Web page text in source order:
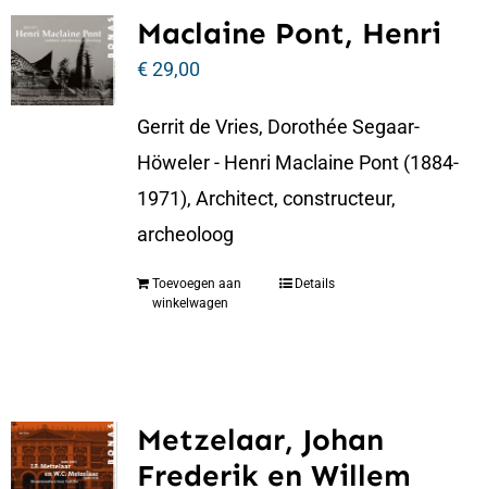
Maclaine Pont, Henri
€29,00
Gerrit de Vries, Dorothée Segaar-
Höweler - Henri Maclaine Pont (1884-
1971), Architect, constructeur,
archeoloog
Toevoegen aan
winkelwagen
Details
Metzelaar, Johan
Frederik en Willem